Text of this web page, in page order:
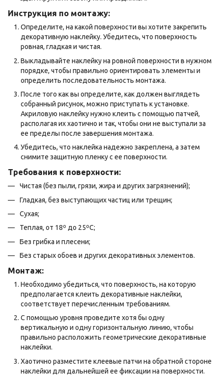
Инструкция по монтажу:
Определите, на какой поверхности вы хотите закрепить
декоративную наклейку. Убедитесь, что поверхность
ровная, гладкая и чистая.
Выкладывайте наклейку на ровной поверхности в нужном
порядке, чтобы правильно ориентировать элементы и
определить последовательность монтажа.
После того как вы определите, как должен выглядеть
собранный рисунок, можно приступать к установке.
Акриловую наклейку нужно клеить с помощью патчей,
располагая их хаотично и так, чтобы они не выступали за
ее пределы после завершения монтажа.
Убедитесь, что наклейка надежно закреплена, а затем
снимите защитную пленку с ее поверхности.
Требования к поверхности:
Чистая (без пыли, грязи, жира и других загрязнений);
Гладкая, без выступающих частиц или трещин;
Сухая;
Теплая, от 18º до 25ºС;
Без грибка и плесени;
Без старых обоев и других декоративных элементов.
Монтаж:
Необходимо убедиться, что поверхность, на которую
предполагается клеить декоративные наклейки,
соответствует перечисленным требованиям.
С помощью уровня проведите хотя бы одну
вертикальную и одну горизонтальную линию, чтобы
правильно расположить геометрические декоративные
наклейки.
Хаотично разместите клеевые патчи на обратной стороне
наклейки для дальнейшей ее фиксации на поверхности.